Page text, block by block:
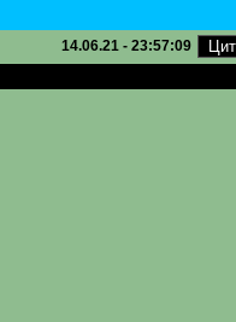
14.06.21 - 23:57:09